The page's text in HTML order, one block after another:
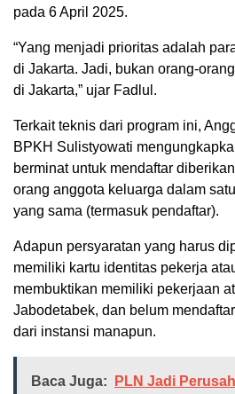
pada 6 April 2025.
“Yang menjadi prioritas adalah
di Jakarta. Jadi, bukan orang-
di Jakarta,” ujar Fadlul.
Terkait teknis dari program ini,
BPKH Sulistyowati
berminat untuk mendaftar
orang anggota keluarga dalam
yang sama (termasuk pendaftar).
Adapun persyaratan yang harus
memiliki kartu identitas pekerja
membuktikan memiliki pekerjaan
Jabodetabek, dan belum
dari instansi manapun.
Baca Juga:
PLN Jadi